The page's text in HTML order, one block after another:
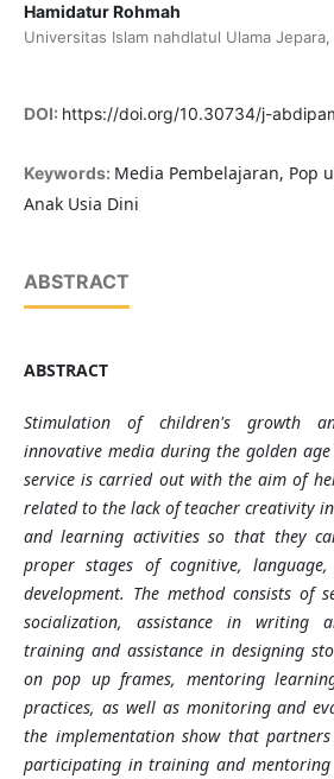
Hamidatur Rohmah
Universitas Islam nahdlatul Ulama
DOI: https://doi.org/10.30734/j-
Keywords: Media Pembelajaran, Pop
Anak Usia Dini
ABSTRACT
ABSTRACT
Stimulation of children's growth
innovative media during the golden
service is carried out with the aim of
related to the lack of teacher creativity
and learning activities so that they
proper stages of cognitive,
development. The method consists of
socialization, assistance in writing
training and assistance in designing
on pop up frames, mentoring
practices, as well as monitoring and
the implementation show that
participating in training and